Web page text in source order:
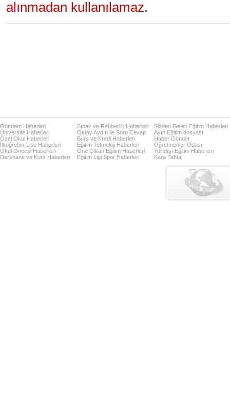
alınmadan kullanılamaz.
Gündem Haberleri
Üniversite Haberleri
Özel Okul Haberleri
İlköğretim-Lise Haberleri
Okul Öncesi Haberleri
Dershane ve Kurs Haberleri
Sınav ve Rehberlik Haberleri
Oktay Aydın ile Soru Cevap
Burs ve Kredi Haberleri
Eğitim Teknoloji Haberleri
Öne Çıkan Eğitim Haberleri
Eğitim Ligi Spor Haberleri
Sizden Gelen Eğitim Haberleri
Ayın Eğitim dosyası
Haber Gönder
Öğretmenler Odası
Yurtdışı Eğitim Haberleri
Kara Tahta